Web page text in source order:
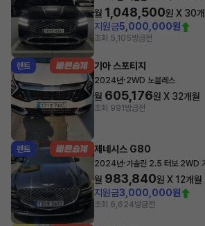
월 1,048,500원 X 30
지원금5,000,000원
조회 5,105방금전
렌트 기아 스포티지
2024년·2WD 노블레스
월 605,176원 X 32개월
조회 991 방금전
렌트 제네시스 G80
2024년·가솔린 2.5 터보 2WD
월 983,840원 X 12개월
지원금3,000,000원
조회 6,624방금전